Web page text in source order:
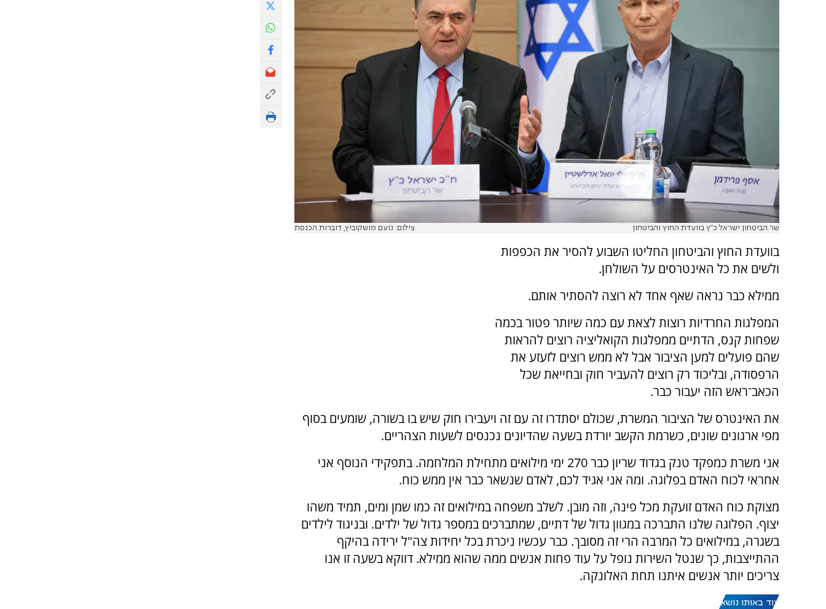
שר הביטחון ישראל כ"ץ בוועדת החוץ והביטחון צילום: נועם מושקוביץ, דוברות הכנסת
בוועדת החוץ והביטחון החליטו השבוע להסיר את הכפפות
ולשים את כל האינטרסים על השולחן.
ממילא כבר נראה שאף אחד לא רוצה להסתיר אותם.
המפלגות החרדיות רוצות לצאת עם כמה שיותר פטור בכמה
שפחות קנס, הדתיים ממפלגות הקואליציה רוצים להראות
שהם פועלים למען הציבור אבל לא ממש רוצים לזעזע את
הרפסודה, ובליכוד רק רוצים להעביר חוק ובחייאת שכל
הכאב־ראש הזה יעבור כבר.
את האינטרס של הציבור המשרת, שכולם יסתדרו זה עם זה ויעבירו חוק שיש בו בשורה, שומעים בסוף
מפי ארגונים שונים, כשרמת הקשב יורדת בשעה שהדיונים נכנסים לשעות הצהריים.
אני משרת כמפקד טנק בגדוד שריון כבר 270 ימי מילואים מתחילת המלחמה. בתפקידי הנוסף אני
אחראי לכוח האדם בפלוגה. ומה אני אגיד לכם, לאדם שנשאר כבר אין ממש כוח.
מצוקת כוח האדם זועקת מכל פינה, וזה מובן. לשלב משפחה במילואים זה כמו שמן ומים, תמיד משהו
יצוף. הפלוגה שלנו התברכה במגוון גדול של דתיים, שמתברכים במספר גדול של ילדים. ובניגוד לילדים
בשגרה, במילואים כל המרבה הרי זה מסובך. כבר עכשיו ניכרת בכל יחידות צה"ל ירידה בהיקף
ההתייצבות, כך שנטל השירות נופל על עוד פחות אנשים ממה שהוא ממילא. דווקא בשעה זו אנו
צריכים יותר אנשים איתנו תחת האלונקה.
עוד באותו נושא: